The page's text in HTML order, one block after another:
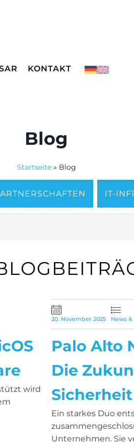
KONTAKT
Blog
Startseite» Blog
IT-
wird
20. November 2025 News
Palo Alto
Die
Sicherheit
Ein starkes Duo
Unternehmen. Sie